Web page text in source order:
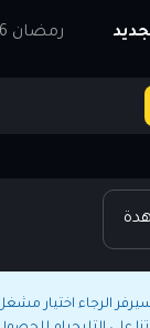
رمضان 2026
الرجاء اختيار